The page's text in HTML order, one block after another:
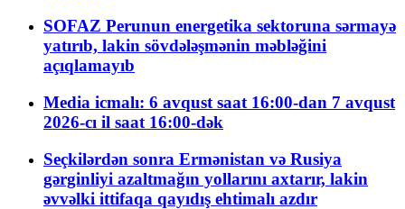
SOFAZ Perunun energetika sektoruna sərmayə
yatırıb, lakin sövdələşmənin məbləğini
açıqlamayıb
Media icmalı: 6 avqust saat 16:00-dan 7 avqust
2026-cı il saat 16:00-dək
Seçkilərdən sonra Ermənistan və Rusiya
gərginliyi azaltmağın yollarını axtarır, lakin
əvvəlki ittifaqa qayıdış ehtimalı azdır